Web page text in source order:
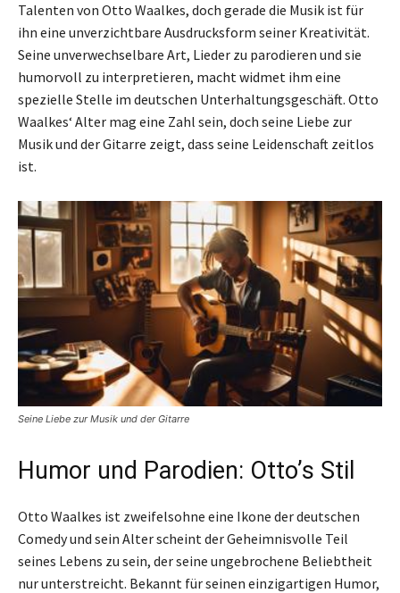
Talenten von Otto Waalkes, doch gerade die Musik ist für
ihn eine unverzichtbare Ausdrucksform seiner Kreativität.
Seine unverwechselbare Art, Lieder zu parodieren und sie
humorvoll zu interpretieren, macht widmet ihm eine
spezielle Stelle im deutschen Unterhaltungsgeschäft. Otto
Waalkes‘ Alter mag eine Zahl sein, doch seine Liebe zur
Musik und der Gitarre zeigt, dass seine Leidenschaft zeitlos
ist.
Seine Liebe zur Musik und der Gitarre
Humor und Parodien: Otto’s Stil
Otto Waalkes ist zweifelsohne eine Ikone der deutschen
Comedy und sein Alter scheint der Geheimnisvolle Teil
seines Lebens zu sein, der seine ungebrochene Beliebtheit
nur unterstreicht. Bekannt für seinen einzigartigen Humor,